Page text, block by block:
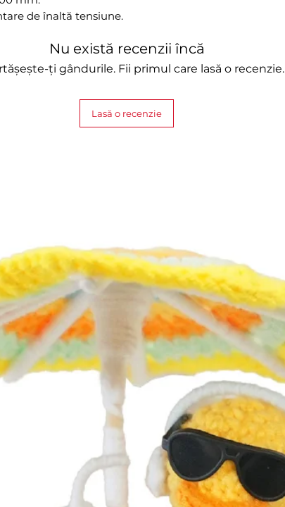
de înaltă tensiune.
Nu există recenzii încă
ți gândurile. Fii primul care lasă o recenzie.
Lasă o recenzie